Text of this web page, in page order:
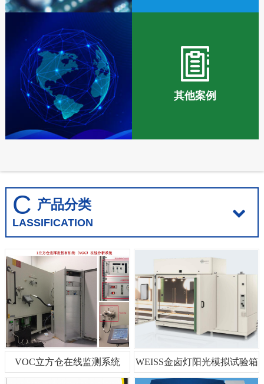
其他案例
C 产品分类
LASSIFICATION
VOC立方仓在线监测系统 WEISS金卤灯阳光模拟试验箱